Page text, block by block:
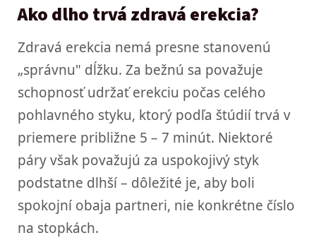
Ako dlho trvá zdravá erekcia?
Zdravá erekcia nemá presne stanovenú
„správnu" dĺžku. Za bežnú sa považuje
schopnosť udržať erekciu počas celého
pohlavného styku, ktorý podľa štúdií trvá v
priemere približne 5 – 7 minút. Niektoré
páry však považujú za uspokojivý styk
podstatne dlhší – dôležité je, aby boli
spokojní obaja partneri, nie konkrétne číslo
na stopkách.